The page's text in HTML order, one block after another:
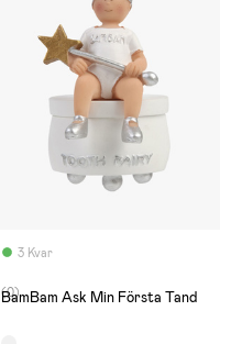
3 Kvar
(0)
BamBam Ask Min Första Tand